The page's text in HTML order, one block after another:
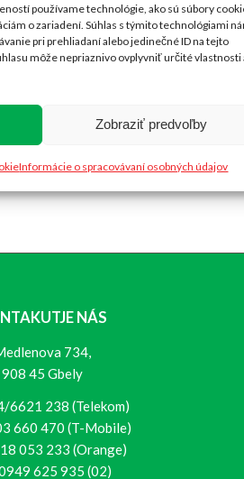
používame technológie, ako sú súbory
o zariadení. Súhlas s týmito technológiami
pri prehliadaní alebo jedinečné ID na tejto
môže nepriaznivo ovplyvniť určité vlastnosti
Zobraziť predvoľby
Informácie o spracovávaní osobných údajov
NÁS
734,
908 45 Gbely
6621 238 (Telekom)
660 470 (T-Mobile)
053 233 (Orange)
625 935 (02)